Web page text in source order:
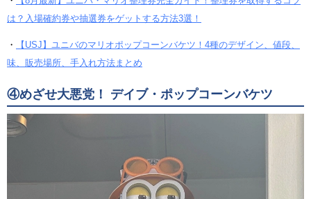
は？入場確約券や抽選券をゲットする方法3選！
・
【USJ】ユニバのマリオポップコーンバケツ！4種のデザイン、値段、
味、販売場所、手入れ方法まとめ
④めざせ大悪党！ デイブ・ポップコーンバケツ